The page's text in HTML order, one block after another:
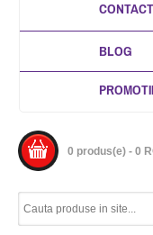
CONTACT
BLOG
PROMOTII
0 produs(e) - 0